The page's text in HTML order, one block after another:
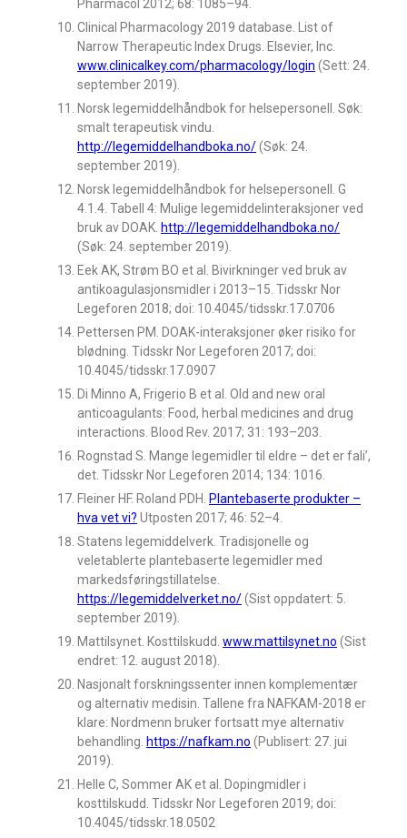
Pharmacol 2012; 68: 1085–94.
Clinical Pharmacology 2019 database. List of
Narrow Therapeutic Index Drugs. Elsevier, Inc.
www.clinicalkey.com/pharmacology/login (Sett: 24.
september 2019).
Norsk legemiddelhåndbok for helsepersonell. Søk:
smalt terapeutisk vindu.
http://legemiddelhandboka.no/(Søk: 24.
september 2019).
Norsk legemiddelhåndbok for helsepersonell. G
4.1.4. Tabell 4: Mulige legemiddelinteraksjoner ved
bruk av DOAK. http://legemiddelhandboka.no/
(Søk: 24. september 2019).
Eek AK, Strøm BO et al. Bivirkninger ved bruk av
antikoagulasjonsmidler i 2013–15. Tidsskr Nor
Legeforen 2018; doi: 10.4045/tidsskr.17.0706
Pettersen PM. DOAK-interaksjoner øker risiko for
blødning. Tidsskr Nor Legeforen 2017; doi:
10.4045/tidsskr.17.0907
Di Minno A, Frigerio B et al. Old and new oral
anticoagulants: Food, herbal medicines and drug
interactions. Blood Rev. 2017; 31: 193–203.
Rognstad S. Mange legemidler til eldre – det er fali’,
det. Tidsskr Nor Legeforen 2014; 134: 1016.
Fleiner HF. Roland PDH.
Plantebaserte produkter –
hva vet vi? Utposten 2017; 46: 52–4.
Statens legemiddelverk. Tradisjonelle og
veletablerte plantebaserte legemidler med
markedsføringstillatelse.
https://legemiddelverket.no/(Sist oppdatert: 5.
september 2019).
Mattilsynet. Kosttilskudd. www.mattilsynet.no (Sist
endret: 12. august 2018).
Nasjonalt forskningssenter innen komplementær
og alternativ medisin. Tallene fra NAFKAM-2018 er
klare: Nordmenn bruker fortsatt mye alternativ
behandling. https://nafkam.no (Publisert: 27. jui
2019).
Helle C, Sommer AK et al. Dopingmidler i
kosttilskudd. Tidsskr Nor Legeforen 2019; doi:
10.4045/tidsskr.18.0502